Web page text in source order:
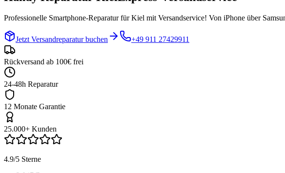
Professionelle Smartphone-Reparatur fürKiel mit Versandservice! Von iPhone über
Jetzt Versandreparatur buchen +49 911 27429911
Rückversand ab 100€ frei
24-48h Reparatur
12 Monate Garantie
25.000+ Kunden
4.9/5 Sterne